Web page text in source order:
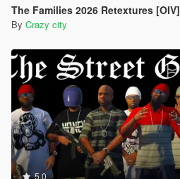
The Families 2026 Retextures [OIV]
By Crazy city
5.0